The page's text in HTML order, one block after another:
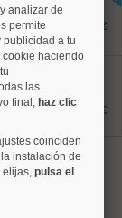
1.220.000 €
1.089.000 €
analizar de
permite
publicidad a tu
haciendo
las
final, haz clic
coinciden
instalación de
elijas, pulsa el